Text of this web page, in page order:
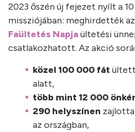
2023 őszén új fejezet nyílt a
missziójában: meghirdették
Faültetés Napjaültetési
csatlakozhatott. Az akció
közel 100 000 fát
alatt,
több mint 12 000
290 helyszínen
az országban,